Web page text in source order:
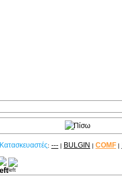
Κατασκευαστές: --- | BULGIN | COMF |